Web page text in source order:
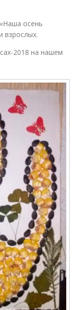
осень
взрослых.
2018 на нашем